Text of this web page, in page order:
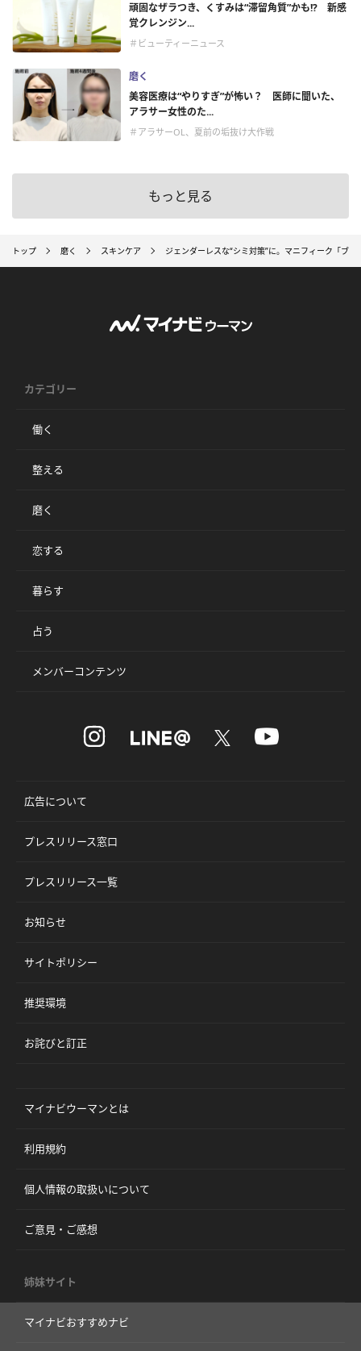
頑固なザラつき、くすみは“滞留角質”かも!? 新感
覚クレンジン...
＃ビューティーニュース
磨く
美容医療は“やりすぎ”が怖い？ 医師に聞いた、
アラサー女性のた...
＃アラサーOL、夏前の垢抜け大作戦
もっと見る
トップ 磨く スキンケア ジェンダーレスな“シミ対策”に。マニフィーク「ブ
カテゴリー
働く
整える
磨く
恋する
暮らす
占う
メンバーコンテンツ
広告について
プレスリリース窓口
プレスリリース一覧
お知らせ
サイトポリシー
推奨環境
お詫びと訂正
マイナビウーマンとは
利用規約
個人情報の取扱いについて
ご意見・ご感想
姉妹サイト
マイナビおすすめナビ